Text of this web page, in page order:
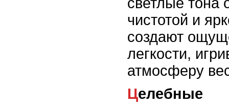
чистотой и
создают
легкости,
атмосферу
Целебные